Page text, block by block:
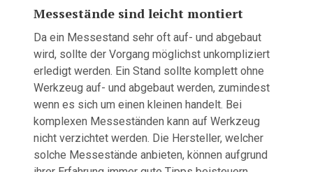
Messestände sind leicht montiert
Da ein Messestand sehr oft auf- und abgebaut
wird, sollte der Vorgang möglichst unkompliziert
erledigt werden. Ein Stand sollte komplett ohne
Werkzeug auf- und abgebaut werden, zumindest
wenn es sich um einen kleinen handelt. Bei
komplexen Messeständen kann auf Werkzeug
nicht verzichtet werden. Die Hersteller, welcher
solche Messestände anbieten, können aufgrund